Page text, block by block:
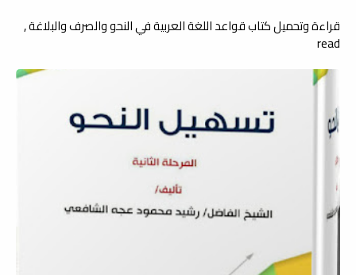
قراءة وتحميل كتاب قواعد اللغة العربية في النحو والصرف والبلاغة ,
read